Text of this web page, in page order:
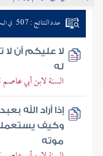
عدد النتائج : 507 في
لا عليكم أن
له
السنة لابن أبي
إذا أراد الله
وكيف
موته